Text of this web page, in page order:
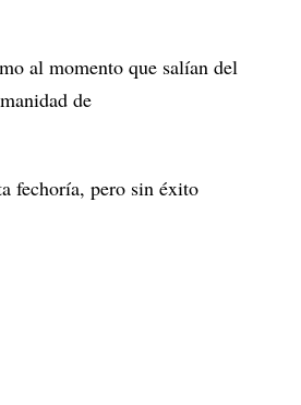
al momento que salían del
de
fechoría, pero sin éxito